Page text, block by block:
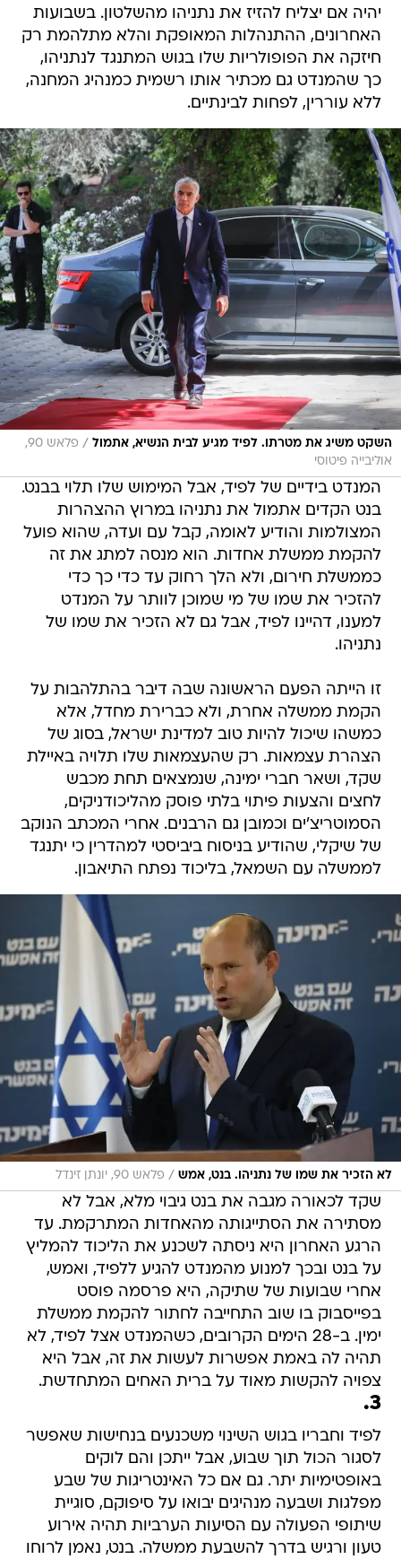
יהיה אם יצליח להזיז את נתניהו מהשלטון. בשבועות
האחרונים, ההתנהלות המאופקת והלא מתלהמת רק
חיזקה את הפופולריות שלו בגוש המתנגד לנתניהו,
כך שהמנדט גם מכתיר אותו רשמית כמנהיג המחנה,
ללא עוררין, לפחות לבינתיים.
השקט משיג את מטרתו. לפיד מגיע לבית הנשיא, אתמול /
פלאש 90,
אוליבייה פיטוסי
המנדט בידיים של לפיד, אבל המימוש שלו תלוי בבנט.
בנט הקדים אתמול את נתניהו במרוץ ההצהרות
המצולמות והודיע לאומה, קבל עם ועדה, שהוא פועל
להקמת ממשלת אחדות. הוא מנסה למתג את זה
כממשלת חירום, ולא הלך רחוק עד כדי כך כדי
להזכיר את שמו של מי שמוכן לוותר על המנדט
למענו, דהיינו לפיד, אבל גם לא הזכיר את שמו של
נתניהו.
זו הייתה הפעם הראשונה שבה דיבר בהתלהבות על
הקמת ממשלה אחרת, ולא כברירת מחדל, אלא
כמשהו שיכול להיות טוב למדינת ישראל, בסוג של
הצהרת עצמאות. רק שהעצמאות שלו תלויה באיילת
שקד, ושאר חברי ימינה, שנמצאים תחת מכבש
לחצים והצעות פיתוי בלתי פוסק מהליכודניקים,
הסמוטריצ'ים וכמובן גם הרבנים. אחרי המכתב הנוקב
של שיקלי, שהודיע בניסוח ביביסטי למהדרין כי יתנגד
לממשלה עם השמאל, בליכוד נפתח התיאבון.
לא הזכיר את שמו של נתניהו. בנט, אמש / פלאש 90, יונתן זינדל
שקד לכאורה מגבה את בנט גיבוי מלא, אבל לא
מסתירה את הסתייגותה מהאחדות המתרקמת. עד
הרגע האחרון היא ניסתה לשכנע את הליכוד להמליץ
על בנט ובכך למנוע מהמנדט להגיע ללפיד, ואמש,
אחרי שבועות של שתיקה, היא פרסמה פוסט
בפייסבוק בו שוב התחייבה לחתור להקמת ממשלת
ימין. ב-28 הימים הקרובים, כשהמנדט אצל לפיד, לא
תהיה לה באמת אפשרות לעשות את זה, אבל היא
צפויה להקשות מאוד על ברית האחים המתחדשת.
3.
לפיד וחבריו בגוש השינוי משכנעים בנחישות שאפשר
לסגור הכול תוך שבוע, אבל ייתכן והם לוקים
באופטימיות יתר. גם אם כל האינטריגות של שבע
מפלגות ושבעה מנהיגים יבואו על סיפוקם, סוגיית
שיתופי הפעולה עם הסיעות הערביות תהיה אירוע
טעון ורגיש בדרך להשבעת ממשלה. בנט, נאמן לרוחו